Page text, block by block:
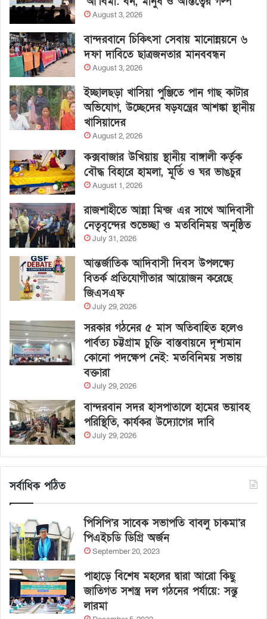
August 3, 2026
বান্দরবানে চিকিৎসা সেবায় মানোন্নয়নে ৬
দফা দাবিতে ছাত্রজনতার মানববন্ধন
August 3, 2026
ইচ্ছালছড়া খাসিয়া পুঞ্জিতে পান গাছ কাটার
অভিযোগ, উচ্ছেদের ষড়যন্ত্রের আশঙ্কা স্থানীয়
খাসিয়াদের
August 2, 2026
কক্সবাজার উখিয়ায় স্থানীয় বাঙ্গালী কর্তৃক
বৌদ্ধ বিহারে হামলা, মূর্তি ও ঘর ভাঙচুর
August 1, 2026
রাজশাহীতে আন্না মিন্জ এর সাথে আদিবাসী
নেতৃবৃন্দের শুভেচ্ছা ও মতবিনিময় অনুষ্ঠিত
July 31, 2026
আন্তর্জাতিক আদিবাসী দিবস উপলক্ষ্যে
বিতর্ক প্রতিযোগীতার আয়োজন করেছে
জিএসএফ
July 29, 2026
সরকার গঠনের ৫ মাস অতিবাহিত হলেও
পার্বত্য চট্টগ্রাম চুক্তি বাস্তবায়নে দৃশ্যমান
কোনো পদক্ষেপ নেই: মতবিনিময় সভায়
বক্তারা
July 29, 2026
বান্দরবান সদর হাসপাতালে হামের ভয়াবহ
পরিস্থিতি, কার্যকর উদ্যোগের দাবি
July 29, 2026
সর্বাধিক পঠিত
পিসিপি’র সাবেক সভাপতি বাবলু চাকমা’র
পিএইচডি ডিগ্রি অর্জন
September 20, 2023
পাহাড়ে বিশেষ মহলের দ্বারা আরো কিছু
জাতিগত সশস্ত্র দল গঠনের পর্যায়ে: সন্তু
লারমা